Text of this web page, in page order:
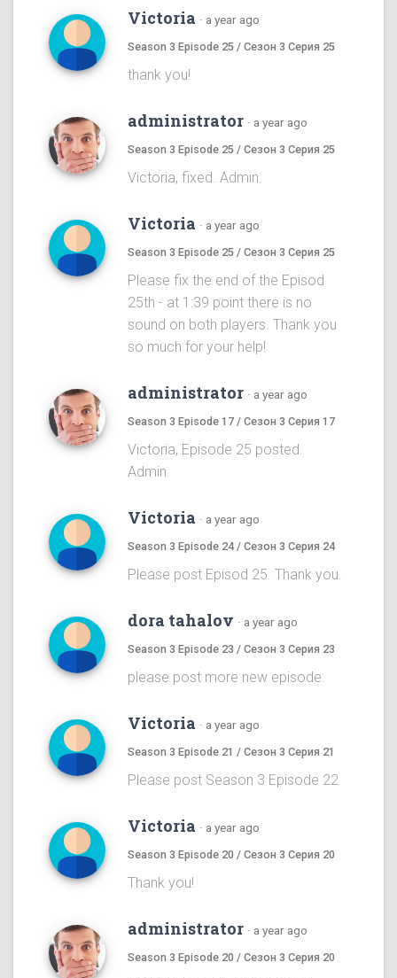
Victoria · a year ago
Season 3 Episode 25 / Сезон 3 Серия 25
thank you!
administrator · a year ago
Season 3 Episode 25 / Сезон 3 Серия 25
Victoria, fixed. Admin.
Victoria · a year ago
Season 3 Episode 25 / Сезон 3 Серия 25
Please fix the end of the Episod
25th - at 1:39 point there is no
sound on both players. Thank you
so much for your help!
administrator · a year ago
Season 3 Episode 17 / Сезон 3 Серия 17
Victoria, Episode 25 posted.
Admin.
Victoria · a year ago
Season 3 Episode 24 / Сезон 3 Серия 24
Please post Episod 25. Thank you.
dora tahalov · a year ago
Season 3 Episode 23 / Сезон 3 Серия 23
please post more new episode.
Victoria · a year ago
Season 3 Episode 21 / Сезон 3 Серия 21
Please post Season 3 Episode 22
Victoria · a year ago
Season 3 Episode 20 / Сезон 3 Серия 20
Thank you!
administrator · a year ago
Season 3 Episode 20 / Сезон 3 Серия 20